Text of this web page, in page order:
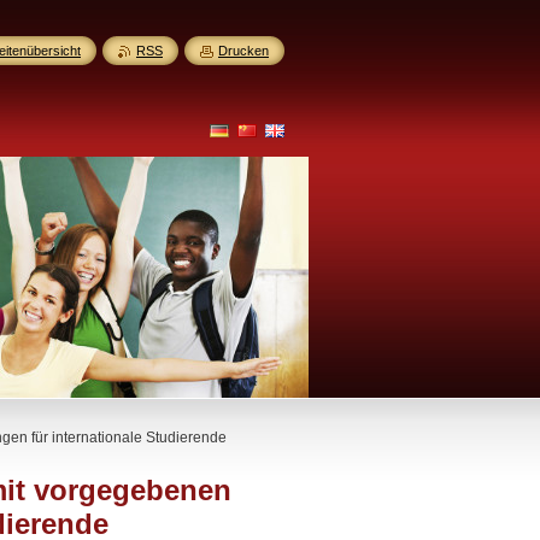
für internationale Studierende
vorgegebenen
RSS Drucken